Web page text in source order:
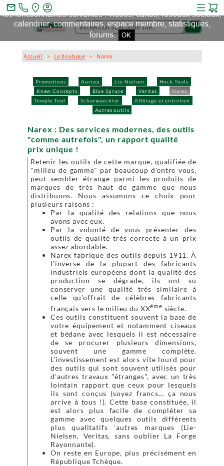
search
Promotions Auriou Lie-Nielsen
Hock Tools
Knew Concepts
Blue Spruce Veritas
Narex
Temple Tool
Scharwaechter
Affûtage et entretien
Autres outils
Accueil >La boutique > Narex
Narex : Des services modernes, des outils
"comme autrefois", un rapport qualité
prix unique !
Retenir les outils de cette marque, qualifiée de
"milieu de gamme" par beaucoup d'entre vous,
peut sembler étrange parmi les produits de
marques de très haut de gamme que nous
distribuons. Nous assumons ce choix pour
plusieurs raisons :
Par la qualité des relations que nous
avons avec eux.
Par la volonté de vous présenter des
outils de qualité très correcte à un prix
assez abordable.
Narex fabrique des outils depuis 1911. À
l'inverse de la plupart des fabricants
industriels européens dont la qualité des
production se dégrade, ils ont su
conserver une qualité très similaire à
celle qu'offrait de célèbres fabricants
français vers le milieu du XXéme siècle.
Ces outils constituent souvent la base de
votre équipement et notamment ciseaux
et bédane avec lesquels il est nécessaire
de se procurer plusieurs dimensions,
souvent une gamme complète.
L'investissement est alors vite lourd pour
des outils qui sont souvent utilisés pour
d'autres travaux "étranges", avec un très
lointain rapport que ceux pour lesquels
ils sont conçus (soyez francs… ça nous
arrive à tous !). Cette base constituée, il
est alors plus facile de compléter sa
gamme avec quelques outils différents
plus qualitatifs 'autres marques (Lie-
Nielsen, Veritas, sans oublier La Forge
Rayonnante).
On reste en Europe, plus précisément en
République Tchèque.
mail_outline
Ce site et des sites tiers qu'il utilise collectent des cookies pour
les fonctionnalités suivantes : vidéos, cartes, réseaux sociaux,
calendrier, commentaires, espace membre, statistiques,
forums. OK